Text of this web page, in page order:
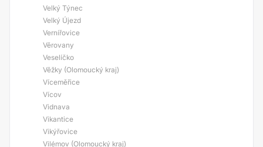
Velký Týnec
Velký Újezd
Vernířovice
Věrovany
Veselíčko
Věžky (Olomoucký kraj)
Víceměřice
Vícov
Vidnava
Vikantice
Vikýřovice
Vilémov (Olomoucký kraj)